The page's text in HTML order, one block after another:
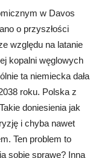
w Davos
o przyszłości
względu na latanie
kopalni węglowych
ta niemiecka dała
roku. Polska z
doniesienia jak
i chyba nawet
Ten problem to
sobie sprawę? Inna